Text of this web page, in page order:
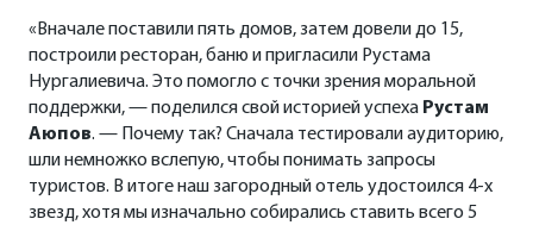
«Вначале поставили пять домов, затем довели до 15,
построили ресторан, баню и пригласили Рустама
Нургалиевича. Это помогло с точки зрения моральной
поддержки, — поделился свой историей успеха Рустам
Аюпов. — Почему так? Сначала тестировали аудиторию,
шли немножко вслепую, чтобы понимать запросы
туристов. В итоге наш загородный отель удостоился 4-х
звезд, хотя мы изначально собирались ставить всего 5